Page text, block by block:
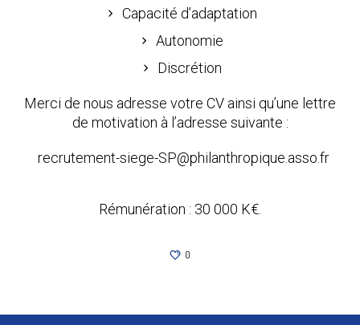
Capacité d’adaptation
Autonomie
Discrétion
Merci de nous adresse votre CV ainsi qu’une lettre
de motivation à l’adresse suivante :
recrutement-siege-SP@philanthropique.asso.fr
Rémunération : 30 000 K€.
0